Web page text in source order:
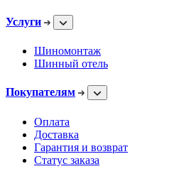
Услуги
Шиномонтаж
Шинный отель
Покупателям
Оплата
Доставка
Гарантия и возврат
Статус заказа